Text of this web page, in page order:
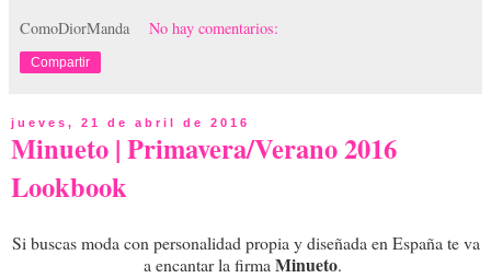
ComoDiorManda No hay comentarios:
Compartir
jueves, 21 de abril de 2016
Minueto | Primavera/Verano 2016
Lookbook
Si buscas moda con personalidad propia y diseñada en España te va
a encantar la firma Minueto.